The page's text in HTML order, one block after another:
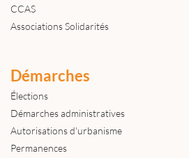
CCAS
Associations Solidarités
Démarches
Élections
Démarches administratives
Autorisations d'urbanisme
Permanences